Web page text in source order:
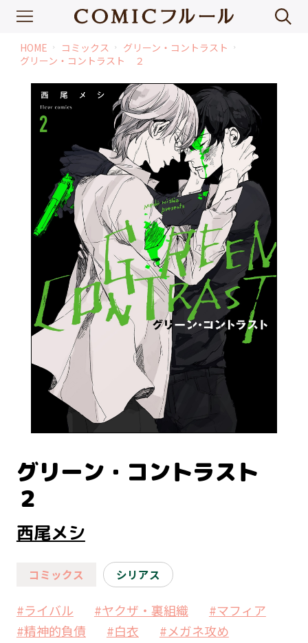
HOME chevron_right コミックス chevron_right グリーン・コントラスト chevron_right
グリーン・コントラスト ２
グリーン・コントラスト
２
西尾メシ
コミックス シリアス
#ライバル #ヤクザ・裏組織
#マフィア
#精神的負債
#白衣
#メガネ攻め